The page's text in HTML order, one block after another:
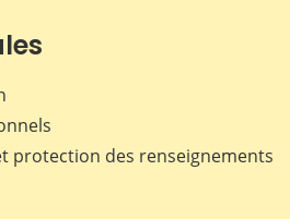
protection des renseignements